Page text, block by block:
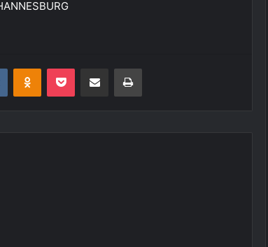
VKontakteOdnoklassniki
Pocket E-Posta ile paylaş Yazdır